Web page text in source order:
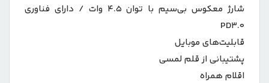
شارژ معکوس بی‌سیم با توان ۴.۵ وات / دارای فناوری
PD۳.۰
قابلیت‌های موبایل
پشتیبانی از قلم لمسی
اقلام همراه